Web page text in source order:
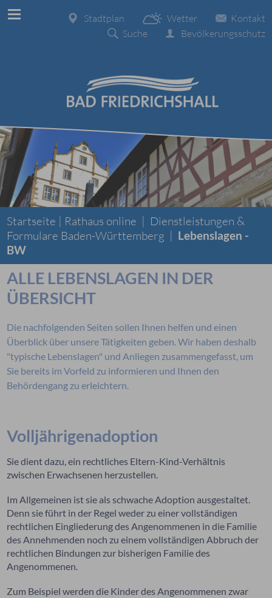
Kontakt
Wetter
Stadtplan
Bevölkerungsschutz
Suche
Startseite | Rathaus online | Dienstleistungen &
Formulare Baden-Württemberg | Lebenslagen -
BW
ALLE LEBENSLAGEN IN DER
ÜBERSICHT
Die nachfolgenden Seiten sollen Ihnen helfen und einen
Überblick über unsere Tätigkeiten geben. Wir haben deshalb
"typische Lebenslagen" und Anliegen zusammengefasst, um
Sie bereits im Vorfeld zu informieren und Ihnen den
Behördengang zu erleichtern.
Volljährigenadoption
Sie dient dazu, ein rechtliches Eltern-Kind-Verhältnis
zwischen Erwachsenen herzustellen.
Im Allgemeinen ist sie als schwache Adoption ausgestaltet.
Denn sie führt in der Regel weder zu einer vollständigen
rechtlichen Eingliederung des Angenommenen in die Familie
des Annehmenden noch zu einem vollständigen Abbruch der
rechtlichen Bindungen zur bisherigen Familie des
Angenommenen.
Zum Beispiel werden die Kinder des Angenommenen zwar